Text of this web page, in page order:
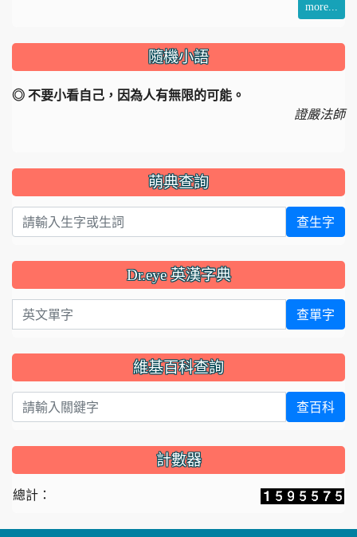
more...
隨機小語
◎ 不要小看自己，因為人有無限的可能。
證嚴法師
萌典查詢
查生字
Dr.eye 英漢字典
英文單字 查單字
維基百科查詢
查百科
計數器
總計：